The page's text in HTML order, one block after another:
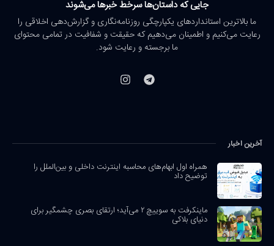
جایی که داستان‌ها سرخط خبرها می‌شوند
ما بالاترین استانداردهای یکپارچگی روزنامه‌نگاری و گزارش‌دهی اخلاقی را
رعایت می‌کنیم و اطمینان می‌دهیم که حقیقت و شفافیت در تمامی محتوای
ما برجسته و رعایت شود.
آخرین اخبار
همراه اول ابهام‌های محاسبه اینترنت داخلی و بین‌الملل را
توضیح داد
ماینکرفت به سوییچ ۲ می‌آید؛ ارتقای بصری چشمگیر برای
دنیای بلاکی